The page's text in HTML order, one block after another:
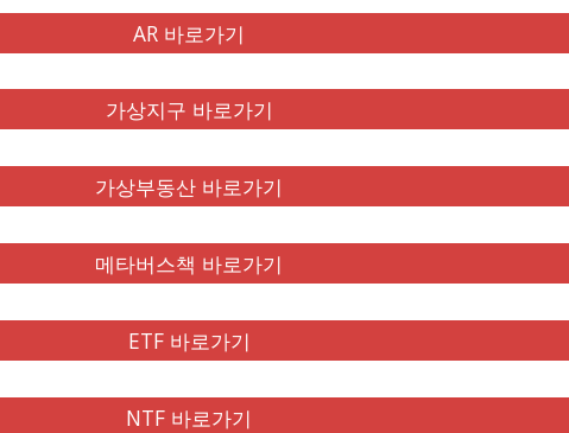
AR 바로가기
가상지구 바로가기
가상부동산 바로가기
메타버스책 바로가기
ETF 바로가기
NTF 바로가기